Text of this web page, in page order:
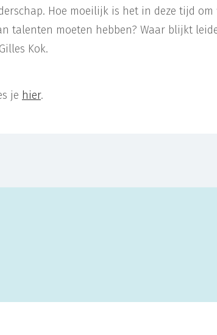
Hoe moeilijk is het in deze tijd
talenten moeten hebben? Waar blijkt
Kok.
je hier.